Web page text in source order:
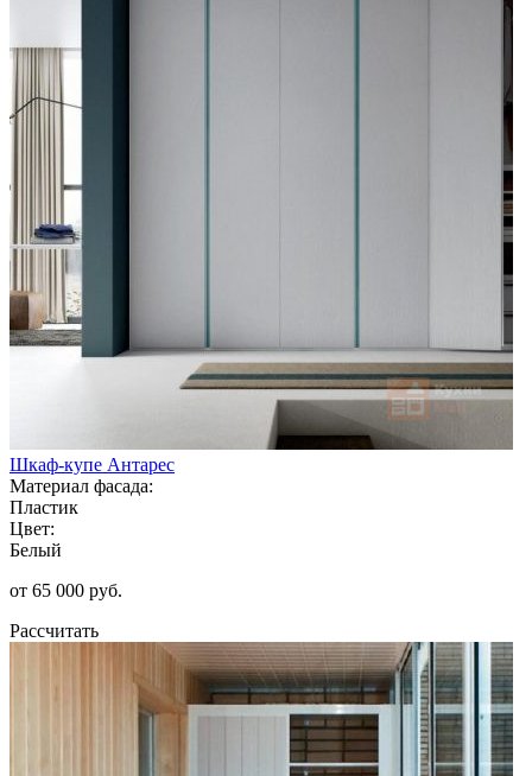
Шкаф-купе Антарес
Материал фасада:
Пластик
Цвет:
Белый
от 65 000 руб.
Рассчитать